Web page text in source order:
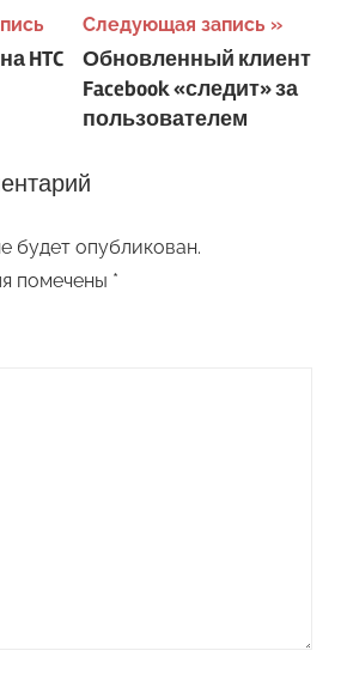
HTC
Следующая запись
Обновленный клиент
Facebook «следит» за
пользователем
будет опубликован.
помечены *